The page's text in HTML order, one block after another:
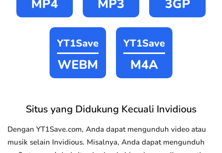
MP4 MP3 3GP
YT1Save
WEBM
YT1Save
M4A
Situs yang Didukung Kecuali Invidious
Dengan YT1Save.com, Anda dapat mengunduh video atau
musik selain Invidious. Misalnya, Anda dapat mengunduh